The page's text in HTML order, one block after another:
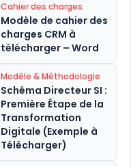
Cahier des charges
Modèle de cahier des
charges CRM à
télécharger – Word
Modèle & Méthodologie
Schéma Directeur SI :
Première Étape de la
Transformation
Digitale (Exemple à
Télécharger)